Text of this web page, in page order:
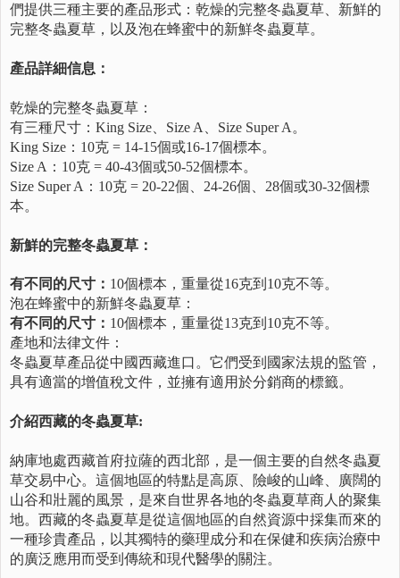
們提供三種主要的產品形式：乾燥的完整冬蟲夏草、新鮮的
完整冬蟲夏草，以及泡在蜂蜜中的新鮮冬蟲夏草。
產品詳細信息：
乾燥的完整冬蟲夏草：
有三種尺寸：King Size、Size A、Size Super A。
King Size：10克 = 14-15個或16-17個標本。
Size A：10克 = 40-43個或50-52個標本。
Size Super A：10克 = 20-22個、24-26個、28個或30-32個標
本。
新鮮的完整冬蟲夏草：
有不同的尺寸： 10個標本，重量從16克到10克不等。
泡在蜂蜜中的新鮮冬蟲夏草：
有不同的尺寸： 10個標本，重量從13克到10克不等。
產地和法律文件：
冬蟲夏草產品從中國西藏進口。它們受到國家法規的監管，
具有適當的增值稅文件，並擁有適用於分銷商的標籤。
介紹西藏的冬蟲夏草:
納庫地處西藏首府拉薩的西北部，是一個主要的自然冬蟲夏
草交易中心。這個地區的特點是高原、險峻的山峰、廣闊的
山谷和壯麗的風景，是來自世界各地的冬蟲夏草商人的聚集
地。西藏的冬蟲夏草是從這個地區的自然資源中採集而來的
一種珍貴產品，以其獨特的藥理成分和在保健和疾病治療中
的廣泛應用而受到傳統和現代醫學的關注。